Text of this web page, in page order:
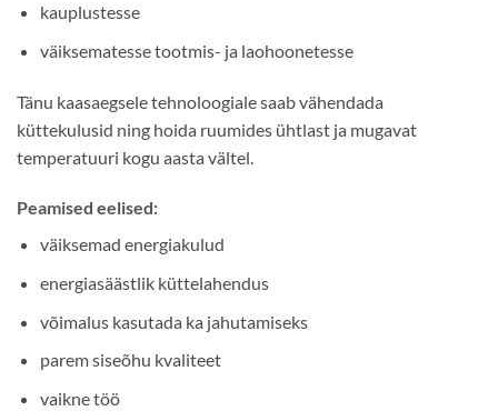
kauplustesse
väiksematesse tootmis- ja laohoonetesse
Tänu kaasaegsele tehnoloogiale saab vähendada
küttekulusid ning hoida ruumides ühtlast ja mugavat
temperatuuri kogu aasta vältel.
Peamised eelised:
väiksemad energiakulud
energiasäästlik küttelahendus
võimalus kasutada ka jahutamiseks
parem siseõhu kvaliteet
vaikne töö